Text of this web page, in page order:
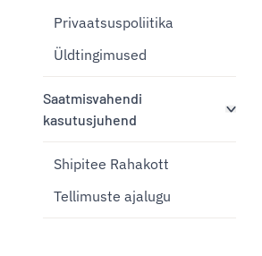
Privaatsuspoliitika
Üldtingimused
Saatmisvahendi
kasutusjuhend
Shipitee Rahakott
Tellimuste ajalugu